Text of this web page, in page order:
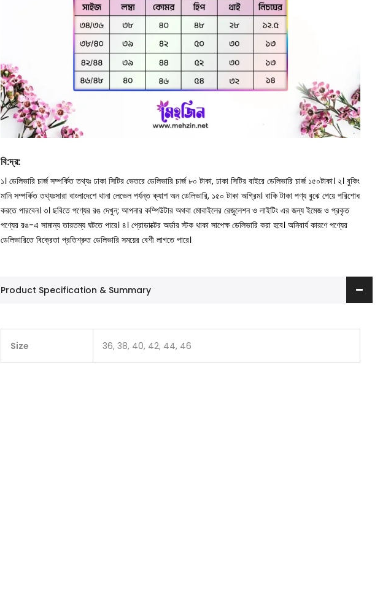
বি:দ্র:
১। ডেলিভারি চার্জ সম্পর্কিত তথ্যঃ ঢাকা সিটির ভেতরে ডেলিভারি চার্জ ৮০ টাকা, ঢাকা সিটির বাইরে ডেলিভারি চার্জ ১৫০টাকা। ২। বুকিং
মানি সম্পর্কিত তথ্যঃসারা বাংলাদেশে থানা লেভেল পর্যন্ত ক্যাশ অন ডেলিভারি, ১৫০ টাকা অগ্রিম। বাকি টাকা পণ্য বুঝে পেয়ে পরিশোধ
করতে পারবেন। ৩। ছবিতে পণ্যের রঙ দেখুন; আপনার কম্পিউটার অথবা মোবাইলের রেজুলেশন ও লাইটিং এর জন্য ইমেজ ও প্রকৃত
পণ্যের রঙ-এ সামান্য তারতম্য ঘটতে পারে। ৪। প্রোডাক্টের অর্ডার স্টক থাকা সাপেক্ষ ডেলিভারি করা হবে। অনিবার্য কারণে পণ্যের
ডেলিভারিতে বিক্রেতা প্রতিশ্রুত ডেলিভারি সময়ের বেশী লাগতে পারে।
Product Specification & Summary
Size 36, 38, 40, 42, 44, 46